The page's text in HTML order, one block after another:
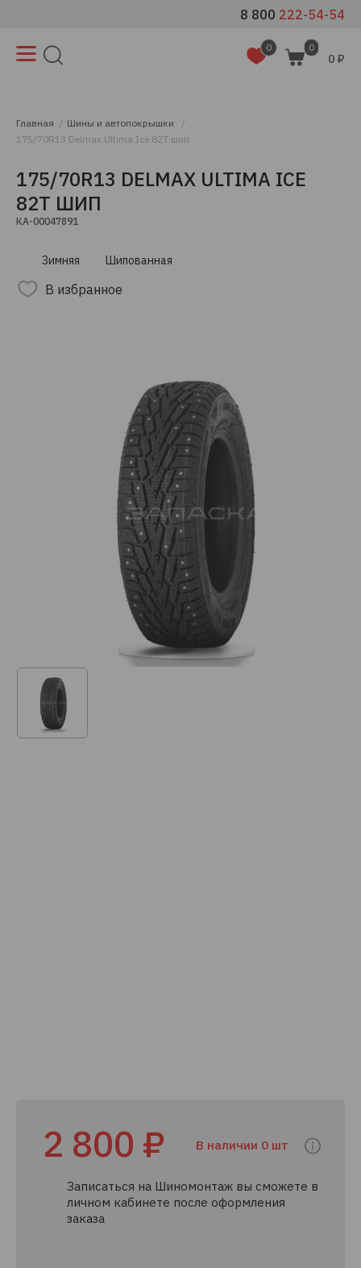
8 800 222-54-54
0 0
0 ₽
Главная
Шины и автопокрышки
175/70R13 Delmax Ultima Ice 82T шип
175/70R13 DELMAX ULTIMA ICE
82T ШИП
КА-00047891
Зимняя Шипованная
В избранное
2 800 ₽ В наличии 0 шт
Записаться на Шиномонтаж вы сможете в
личном кабинете после оформления
заказа